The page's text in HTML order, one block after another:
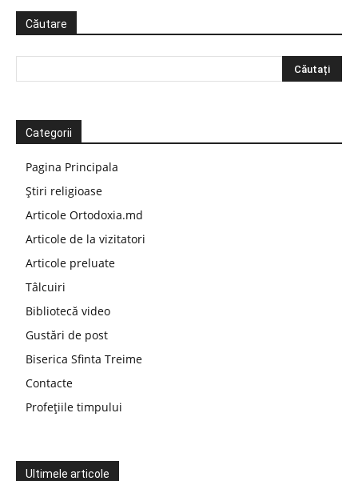
Căutare
Categorii
Pagina Principala
Știri religioase
Articole Ortodoxia.md
Articole de la vizitatori
Articole preluate
Tâlcuiri
Bibliotecă video
Gustări de post
Biserica Sfinta Treime
Contacte
Profețiile timpului
Ultimele articole